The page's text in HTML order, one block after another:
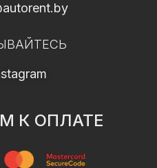
К ОПЛАТЕ